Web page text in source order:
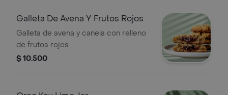
Galleta De Avena Y Frutos Rojos
Galleta de avena y canela con relleno
de frutos rojos.
$ 10.500